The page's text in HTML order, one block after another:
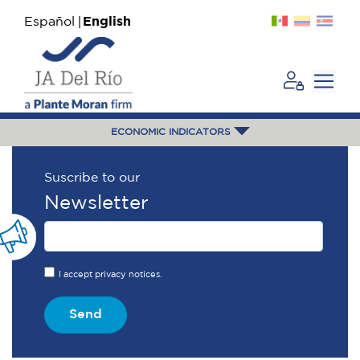
Español English
ECONOMIC INDICATORS
Suscribe to our
Newsletter
I accept privacy notices.
Send